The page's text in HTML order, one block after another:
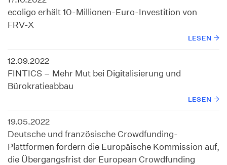
ecoligo erhält 10-Millionen-Euro-Investition von
FRV-X
LESEN
12.09.2022
FINTICS – Mehr Mut bei Digitalisierung und
Bürokratieabbau
LESEN
19.05.2022
Deutsche und französische Crowdfunding-
Plattformen fordern die Europäische Kommission auf,
die Übergangsfrist der European Crowdfunding